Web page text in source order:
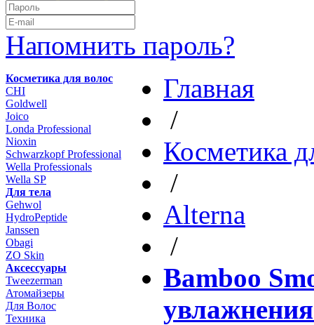
Напомнить пароль?
Косметика для волос
CHI
Goldwell
Joico
Londa Professional
Nioxin
Schwarzkopf Professional
Wella Professionals
Wella SP
Для тела
Gehwol
HydroPeptide
Janssen
Obagi
ZO Skin
Aксессуары
Tweezerman
Атомайзеры
Для Волос
Техника
Главная
/
Косметика
/
Altеrna
/
Bamboo